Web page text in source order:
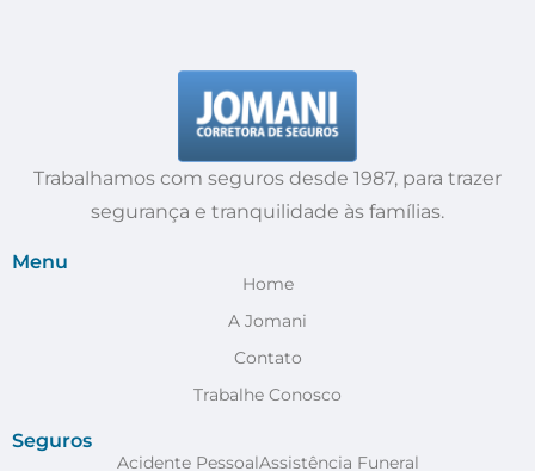
Trabalhamos com seguros desde 1987, para trazer
segurança e tranquilidade às famílias.
Menu
Home
A Jomani
Contato
Trabalhe Conosco
Seguros
Acidente PessoalAssistência Funeral